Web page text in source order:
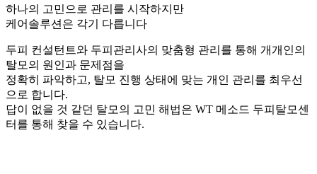
하나의 고민으로 관리를 시작하지만
케어솔루션은 각기 다릅니다
두피 컨설턴트와 두피관리사의 맞춤형 관리를 통해 개개인의
탈모의 원인과 문제점을
정확히 파악하고, 탈모 진행 상태에 맞는 개인 관리를 최우선
으로 합니다.
답이 없을 것 같던 탈모의 고민 해법은 WT 메소드 두피탈모센
터를 통해 찾을 수 있습니다.